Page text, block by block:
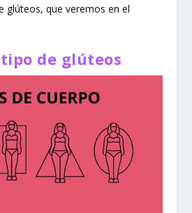
glúteos, que veremos en el
de glúteos